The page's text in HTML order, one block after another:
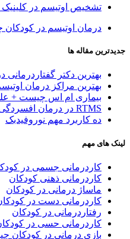
تشخیص اوتیسم در
درمان اوتیسم در
جدیدترین مقاله ها
بهترین دکتر گفتاردرمانی در
بهترین مراکز درمان اوتیسم در تهران +
بیماری ام اس چیست +
RTMS در درمان افسردگی | 6 فایده کلیدی و روش های موثر
ده کاربرد مهم نوروفیدبک
لینک های مهم
کاردرمانی جسمی در
کاردرمانی ذهنی کودکان
ماساژ درمانی در کودکان
کاردرمانی دست در
رفتاردرمانی در کودکان
کاردرمانی حسی در
بازی درمانی در کودکان